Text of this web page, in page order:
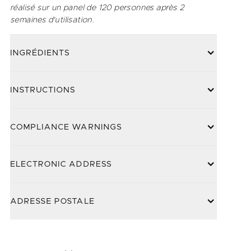
réalisé sur un panel de 120 personnes après 2
semaines d'utilisation.
INGRÉDIENTS
INSTRUCTIONS
COMPLIANCE WARNINGS
ELECTRONIC ADDRESS
ADRESSE POSTALE